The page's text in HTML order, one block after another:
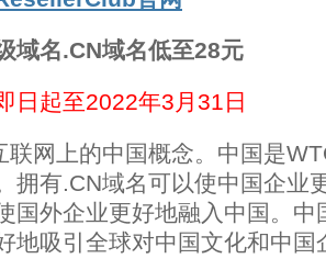
域名.CN域名低至28元
日起至2022年3月31日
联网上的中国概念。中国是
拥有.CN域名可以使中国企业
国外企业更好地融入中国。中
地吸引全球对中国文化和中国